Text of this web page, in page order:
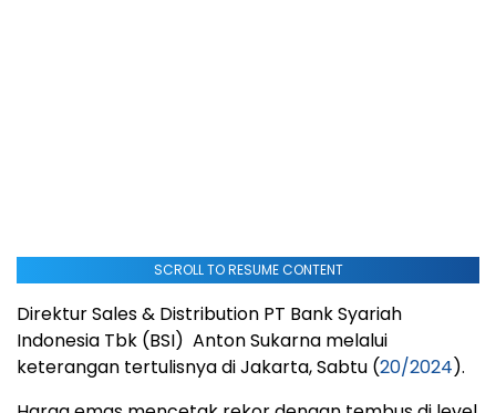
SCROLL TO RESUME CONTENT
Direktur Sales & Distribution PT Bank Syariah
Indonesia Tbk (BSI) Anton Sukarna melalui
keterangan tertulisnya di Jakarta, Sabtu (20/2024).